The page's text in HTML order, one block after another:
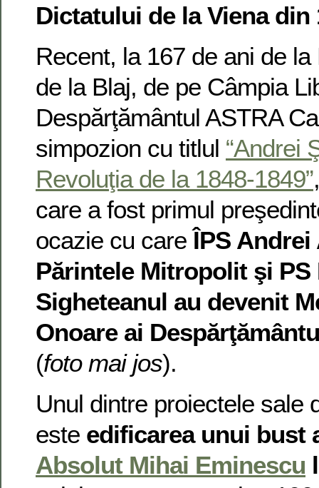
Dictatului de la Viena din
Recent, la 167 de ani de
de la Blaj, de pe Câmpia
Despărţământul ASTRA
simpozion cu titlul “Andrei
Revoluţia de la 1848-1849”
care a fost primul
ocazie cu careÎPS
Părintele Mitropolit şi PS
Sigheteanul au devenit
Onoare ai
(foto mai jos).
Unul dintre proiectele sale
este edificarea unui bust
Absolut Mihai Eminescu